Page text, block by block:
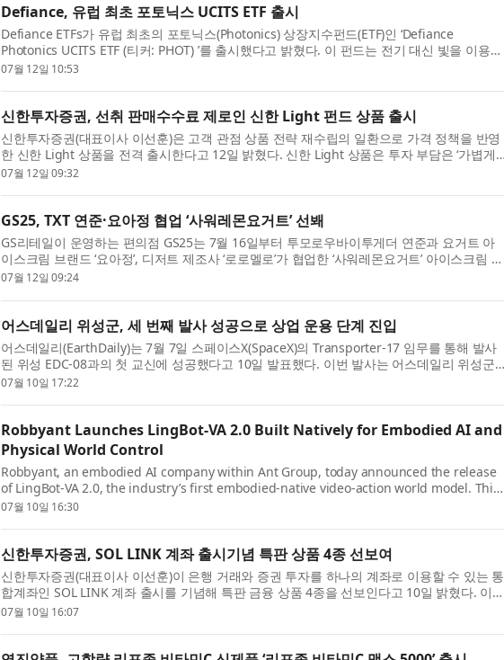
Defiance, 유럽 최초 포토닉스 UCITS ETF 출시
Defiance ETFs가 유럽 최초의 포토닉스(Photonics) 상장지수펀드(ETF)인 ‘Defiance
Photonics UCITS ETF (티커: PHOT) ’를 출시했다고 밝혔다. 이 펀드는 전기 대신 빛을 이용해
데이터를 생성하고, 전송하며, 처리하는 광...
07월 12일 10:53
신한투자증권, 선취 판매수수료 제로인 신한 Light 펀드 상품 출시
신한투자증권(대표이사 이선훈)은 고객 관점 상품 전략 재수립의 일환으로 가격 정책을 반영
한 신한 Light 상품을 전격 출시한다고 12일 밝혔다. 신한 Light 상품은 투자 부담은 ‘가볍게
(Light)’ 덜어내고, 고객의 더 ‘밝은...
07월 12일 09:32
GS25, TXT 연준·요아정 협업 ‘사워레몬요거트’ 선봬
GS리테일이 운영하는 편의점 GS25는 7월 16일부터 투모로우바이투게더 연준과 요거트 아
이스크림 브랜드 ‘요아정’, 디저트 제조사 ‘로로멜로’가 협업한 ‘사워레몬요거트’ 아이스크림 2
종(컵, 바)을 순차적으로 선보인다. ‘...
07월 12일 09:24
어스데일리 위성군, 세 번째 발사 성공으로 상업 운용 단계 진입
어스데일리(EarthDaily)는 7월 7일 스페이스X(SpaceX)의 Transporter-17 임무를 통해 발사
된 위성 EDC-08과의 첫 교신에 성공했다고 10일 발표했다. 이번 발사는 어스데일리 위성군
(EarthDaily Constellation)의 세 번째 발...
07월 10일 17:22
Robbyant Launches LingBot-VA 2.0 Built Natively for Embodied AI and
Physical World Control
Robbyant, an embodied AI company within Ant Group, today announced the release
of LingBot-VA 2.0, the industry’s first embodied-native video-action world model. This
release marks a key transition in robotic...
07월 10일 16:30
신한투자증권, SOL LINK 계좌 출시기념 특판 상품 4종 선보여
신한투자증권(대표이사 이선훈)이 은행 거래와 증권 투자를 하나의 계좌로 이용할 수 있는 통
합계좌인 SOL LINK 계좌 출시를 기념해 특판 금융 상품 4종을 선보인다고 10일 밝혔다. 이번
특판은 신한금융그룹의 통합 금융 ...
07월 10일 16:07